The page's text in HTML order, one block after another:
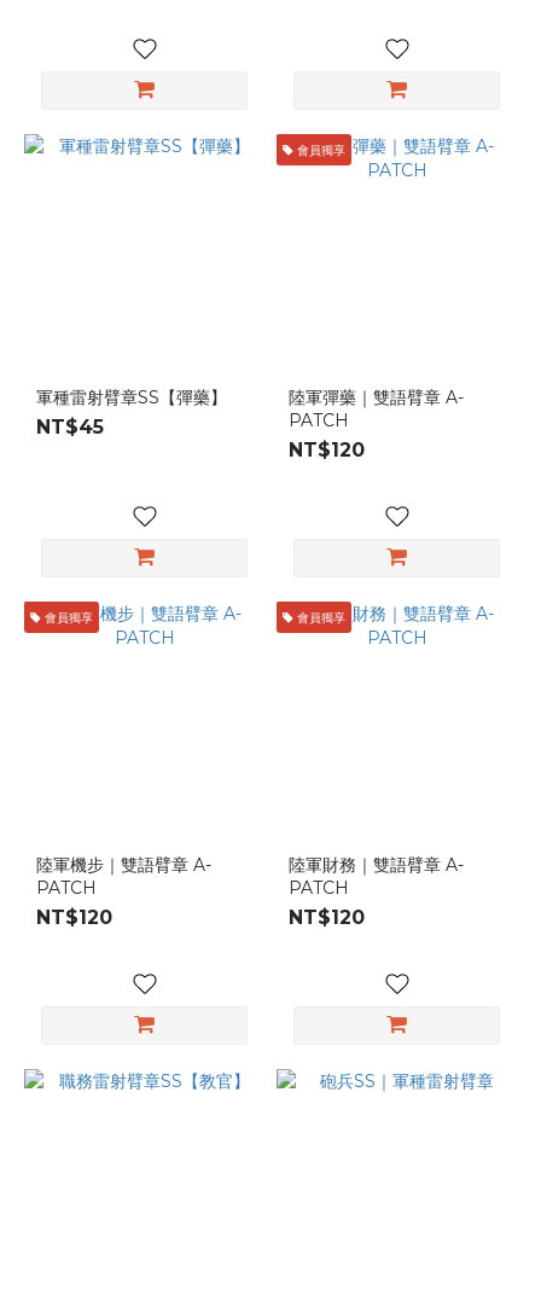
軍種雷射臂章SS【彈藥】
NT$45
會員獨享
陸軍彈藥｜雙語臂章 A-
PATCH
NT$120
會員獨享
陸軍機步｜雙語臂章 A-
PATCH
NT$120
會員獨享
陸軍財務｜雙語臂章 A-
PATCH
NT$120